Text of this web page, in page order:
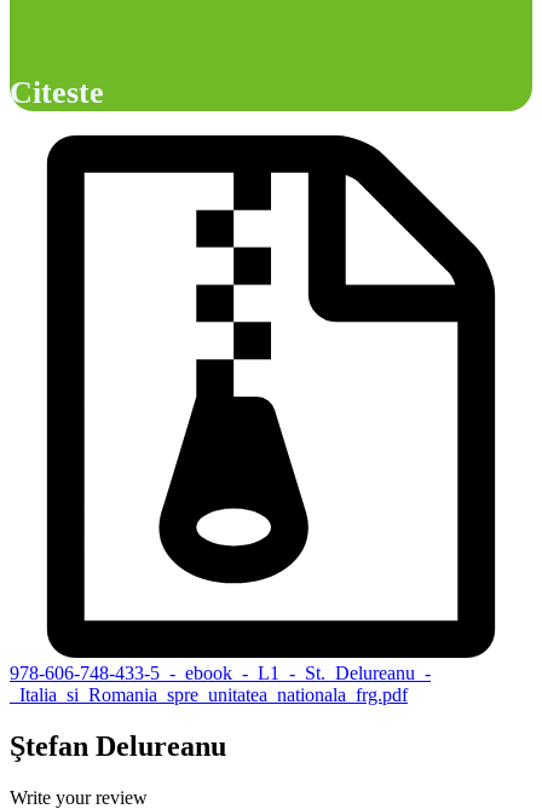
Citeste
978-606-748-433-5_-_ebook_-_L1_-_St._Delureanu_-
_Italia_si_Romania_spre_unitatea_nationala_frg.pdf
Ştefan Delureanu
Write your review